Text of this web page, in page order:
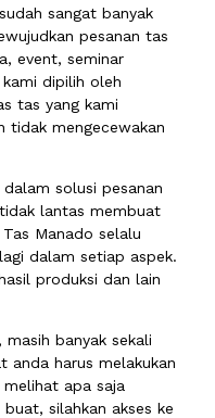
sangat banyak
pesanan tas
event, seminar
dipilih oleh
tas yang kami
tidak mengecewakan
solusi pesanan
lantas membuat
Manado selalu
dalam setiap aspek.
produksi dan lain
banyak sekali
anda harus melakukan
apa saja
silahkan akses ke